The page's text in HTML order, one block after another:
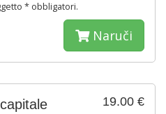
* obbligatori.
Naruči
19.00 €